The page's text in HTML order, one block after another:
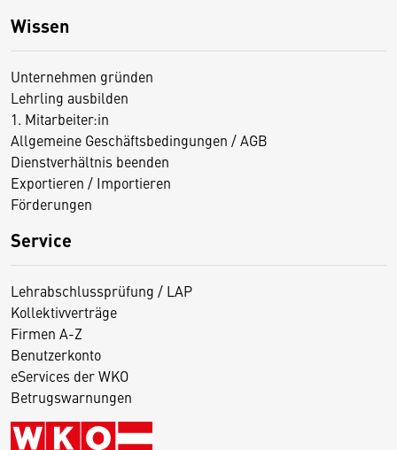
Wissen
Unternehmen gründen
Lehrling ausbilden
1. Mitarbeiter:in
Allgemeine Geschäftsbedingungen / AGB
Dienstverhältnis beenden
Exportieren / Importieren
Förderungen
Service
Lehrabschlussprüfung / LAP
Kollektivverträge
Firmen A-Z
Benutzerkonto
eServices der WKO
Betrugswarnungen